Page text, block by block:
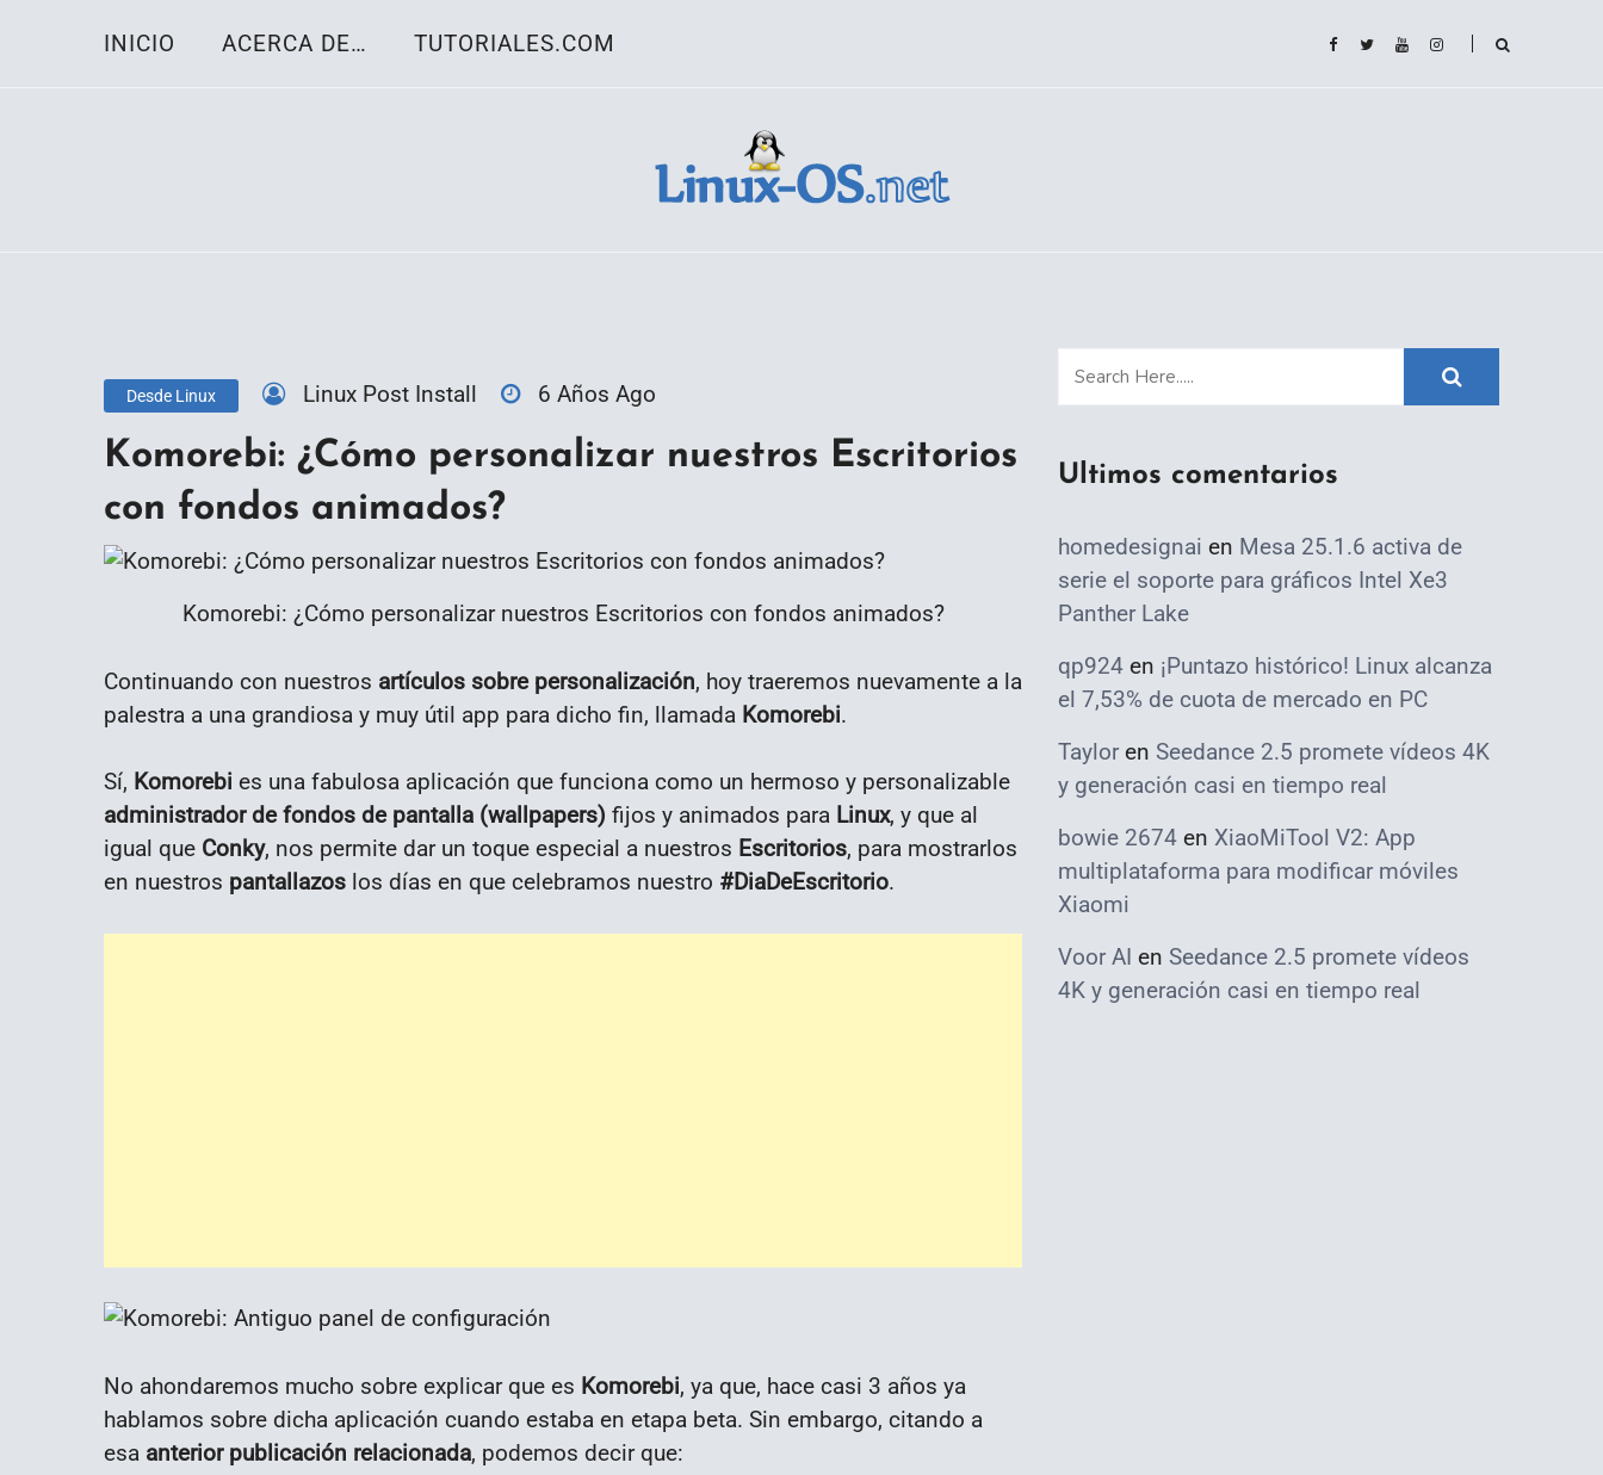
INICIO ACERCA DE… TUTORIALES.COM
Desde Linux Linux Post Install 6 Años Ago
Komorebi: ¿Cómo personalizar nuestros Escritorios
con fondos animados?
Komorebi: ¿Cómo personalizar nuestros Escritorios con fondos animados?
Continuando con nuestros artículos sobre personalización, hoy traeremos nuevamente a la
palestra a una grandiosa y muy útil app para dicho fin, llamada Komorebi.
Sí, Komorebi es una fabulosa aplicación que funciona como un hermoso y personalizable
administrador de fondos de pantalla (wallpapers) fijos y animados para Linux, y que al
igual que Conky, nos permite dar un toque especial a nuestros Escritorios, para mostrarlos
en nuestros pantallazos los días en que celebramos nuestro #DiaDeEscritorio.
No ahondaremos mucho sobre explicar que es Komorebi, ya que, hace casi 3 años ya
hablamos sobre dicha aplicación cuando estaba en etapa beta. Sin embargo, citando a
esa anterior publicación relacionada, podemos decir que:
Ultimos comentarios
homedesignai en Mesa 25.1.6 activa de
serie el soporte para gráficos Intel Xe3
Panther Lake
qp924 en ¡Puntazo histórico! Linux alcanza
el 7,53% de cuota de mercado en PC
Taylor en Seedance 2.5 promete vídeos 4K
y generación casi en tiempo real
bowie 2674 en XiaoMiTool V2: App
multiplataforma para modificar móviles
Xiaomi
Voor AI en Seedance 2.5 promete vídeos
4K y generación casi en tiempo real